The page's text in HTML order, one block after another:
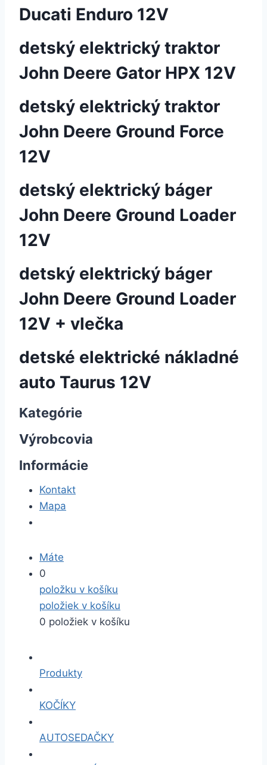
Ducati Enduro 12V
detský elektrický traktor
John Deere Gator HPX 12V
detský elektrický traktor
John Deere Ground Force
12V
detský elektrický báger
John Deere Ground Loader
12V
detský elektrický báger
John Deere Ground Loader
12V + vlečka
detské elektrické nákladné
auto Taurus 12V
Kategórie
Výrobcovia
Informácie
Kontakt
Mapa
Máte
0
položku v košíku
položiek v košíku
0 položiek v košíku
Produkty
KOČÍKY
AUTOSEDAČKY